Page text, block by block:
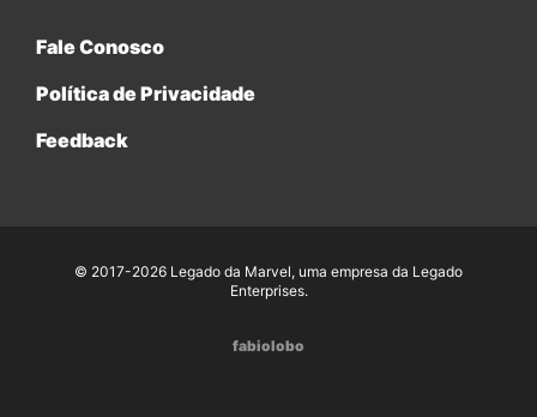
Fale Conosco
Política de Privacidade
Feedback
© 2017-2026 Legado da Marvel, uma empresa da Legado
Enterprises.
fabiolobo